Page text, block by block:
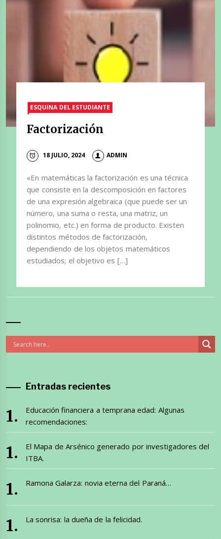
ESQUINA DEL ESTUDIANTE
Factorización
18 JULIO, 2024 ADMIN
«En matemáticas la factorización es una técnica
que consiste en la descomposición en factores
de una expresión algebraica (que puede ser un
número, una suma o resta, una matriz, un
polinomio, etc.) en forma de producto. Existen
distintos métodos de factorización,
dependiendo de los objetos matemáticos
estudiados; el objetivo es […]
Entradas recientes
Educación financiera a temprana edad: Algunas
recomendaciones:
El Mapa de Arsénico generado por investigadores del
ITBA.
Ramona Galarza: novia eterna del Paraná…
La sonrisa: la dueña de la felicidad.